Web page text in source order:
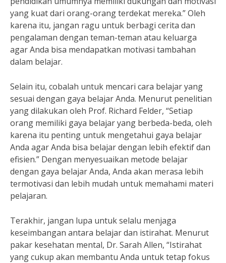
yang kuat dari orang-orang terdekat mereka.” Oleh
karena itu, jangan ragu untuk berbagi cerita dan
pengalaman dengan teman-teman atau keluarga
agar Anda bisa mendapatkan motivasi tambahan
dalam belajar.
Selain itu, cobalah untuk mencari cara belajar yang
sesuai dengan gaya belajar Anda. Menurut penelitian
yang dilakukan oleh Prof. Richard Felder, “Setiap
orang memiliki gaya belajar yang berbeda-beda, oleh
karena itu penting untuk mengetahui gaya belajar
Anda agar Anda bisa belajar dengan lebih efektif dan
efisien.” Dengan menyesuaikan metode belajar
dengan gaya belajar Anda, Anda akan merasa lebih
termotivasi dan lebih mudah untuk memahami materi
pelajaran.
Terakhir, jangan lupa untuk selalu menjaga
keseimbangan antara belajar dan istirahat. Menurut
pakar kesehatan mental, Dr. Sarah Allen, “Istirahat
yang cukup akan membantu Anda untuk tetap fokus